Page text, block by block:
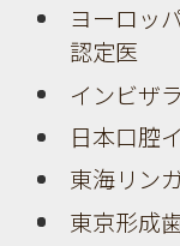
ヨーロッ
認定医
インビザ
日本口腔
東海リン
東京形成